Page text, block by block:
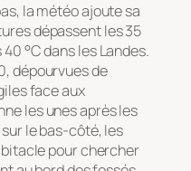
la météo ajoute sa
dépassent les 35
°C dans les Landes.
dépourvues de
face aux
les unes après les
le bas-côté, les
pour chercher